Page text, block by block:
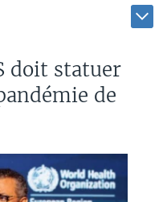
doit statuer
de